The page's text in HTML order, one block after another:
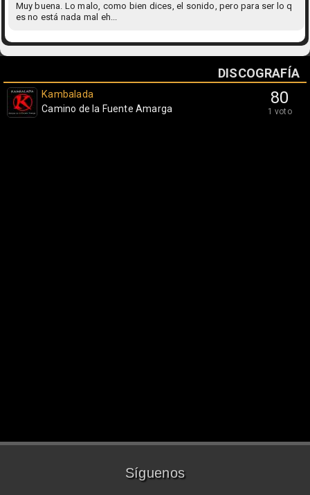
Muy buena. Lo malo, como bien dices, el sonido, pero para ser lo q
es no está nada mal eh...
DISCOGRAFÍA
80
1 voto
Kambalada
Camino de la Fuente Amarga
Síguenos